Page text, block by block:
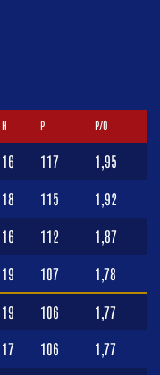
H P P/O
16 117 1,95
18 115 1,92
16 112 1,87
19 107 1,78
19 106 1,77
17 106 1,77